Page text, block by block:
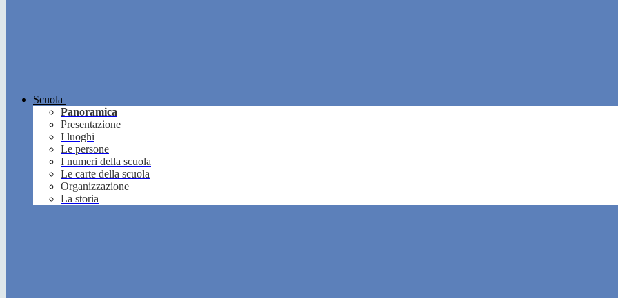
Scuola
Panoramica
Presentazione
I luoghi
Le persone
I numeri della scuola
Le carte della scuola
Organizzazione
La storia